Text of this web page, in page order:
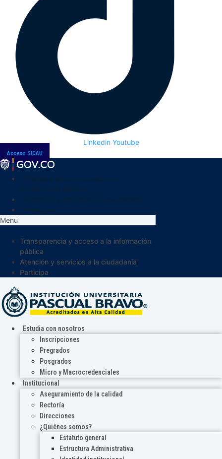
Linkedin Youtube
Acceso SICAU
Menu
Transparencia y acceso a la información
pública
Atención y servicios a la ciudadanía
Participa
Estudia con nosotros
Inscripciones
Pregrados
Posgrados
Micro y Macrocredenciales
Institucional
Aseguramiento de la calidad
Rectoría
Direcciones
¿Quiénes somos?
Estatuto general
Estructura Administrativa